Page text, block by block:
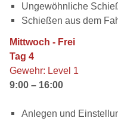
Ungewöhnliche
Schießen aus dem
Mittwoch - Frei
Tag 4
Gewehr: Level 1
9:00 – 16:00
Anlegen und